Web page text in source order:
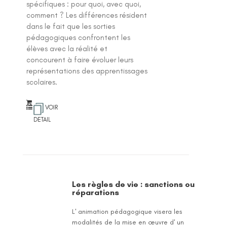
spécifiques : pour quoi, avec quoi,
comment ? Les différences résident
dans le fait que les sorties
pédagogiques confrontent les
élèves avec la réalité et
concourent à faire évoluer leurs
représentations des apprentissages
scolaires.
VOIR
DETAIL
Les règles de vie : sanctions ou
réparations
L' animation pédagogique visera les
modalités de la mise en œuvre d' un